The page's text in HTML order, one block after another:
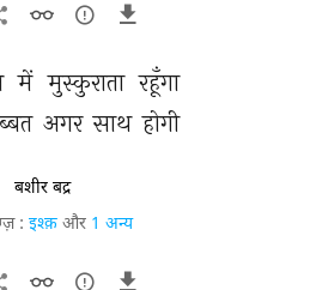
में मुस्कुराता रहूँगा
अगर साथ होगी
बशीर बद्र
: इश्क़ और 1 अन्य